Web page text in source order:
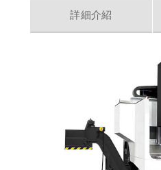
詳細介紹